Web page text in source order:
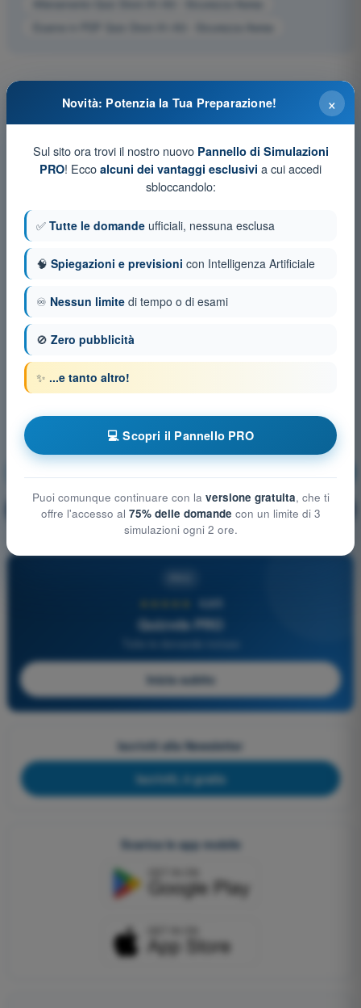
🔒 PRO Spiegazione domanda
4,6/5
Quizvds PRO
Inizia subito
Iscriviti alla Newsletter
Iscriviti, è gratis
Scarica le app mobile
×
Novità: Potenzia la Tua Preparazione!
Sul sito ora trovi il nostro nuovo Pannello di Simulazioni
PRO! Ecco alcuni dei vantaggi esclusivi a cui accedi
sbloccandolo:
✅ Tutte le domande ufficiali, nessuna esclusa
🧠 Spiegazioni e previsioni con Intelligenza Artificiale
♾️ Nessun limite di tempo o di esami
🚫 Zero pubblicità
✨ ...e tanto altro!
💻 Scopri il Pannello PRO
Puoi comunque continuare con la versione gratuita, che ti
offre l'accesso al 75% delle domande con un limite di 3
simulazioni ogni 2 ore.